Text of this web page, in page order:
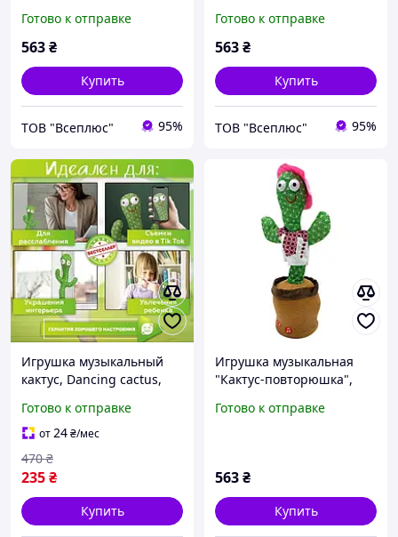
Готово к отправке
563₴
Купить
ТОВ "Всеплюс" 95%
Готово к отправке
563₴
Купить
ТОВ "Всеплюс" 95%
Игрушка музыкальный
кактус, Dancing cactus,
песнями танцы с музыкой
JO-38
Готово к отправке
от24₴/мес
235₴
470 ₴
Купить
Игрушка музыкальная
"Кактус-повторюшка",
Готово к отправке
563₴
Купить